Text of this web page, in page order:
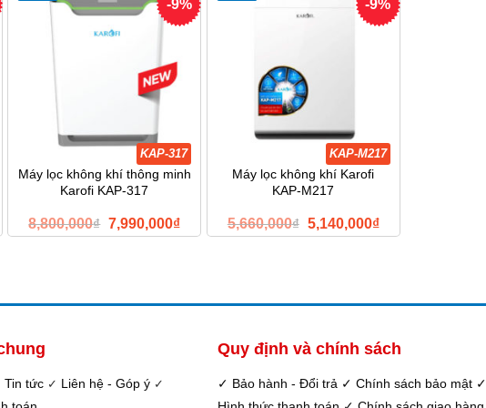
1,036,000₫. 1,149,000₫.
-9%
KAP-317
Máy lọc không khí thông minh
Karofi KAP-317
8,800,000₫ Giá
gốc
7,990,000₫Giá
hiện
-9%
KAP-M217
Máy lọc không khí Karofi
KAP-M217
5,660,000₫ Giá
gốc
5,140,000₫Giá
hiện
Tin tức ✓ Liên hệ - Góp ý ✓
Quy định và chính sách
✓ Bảo hành - Đổi trả ✓ Chính sách bảo mật ✓